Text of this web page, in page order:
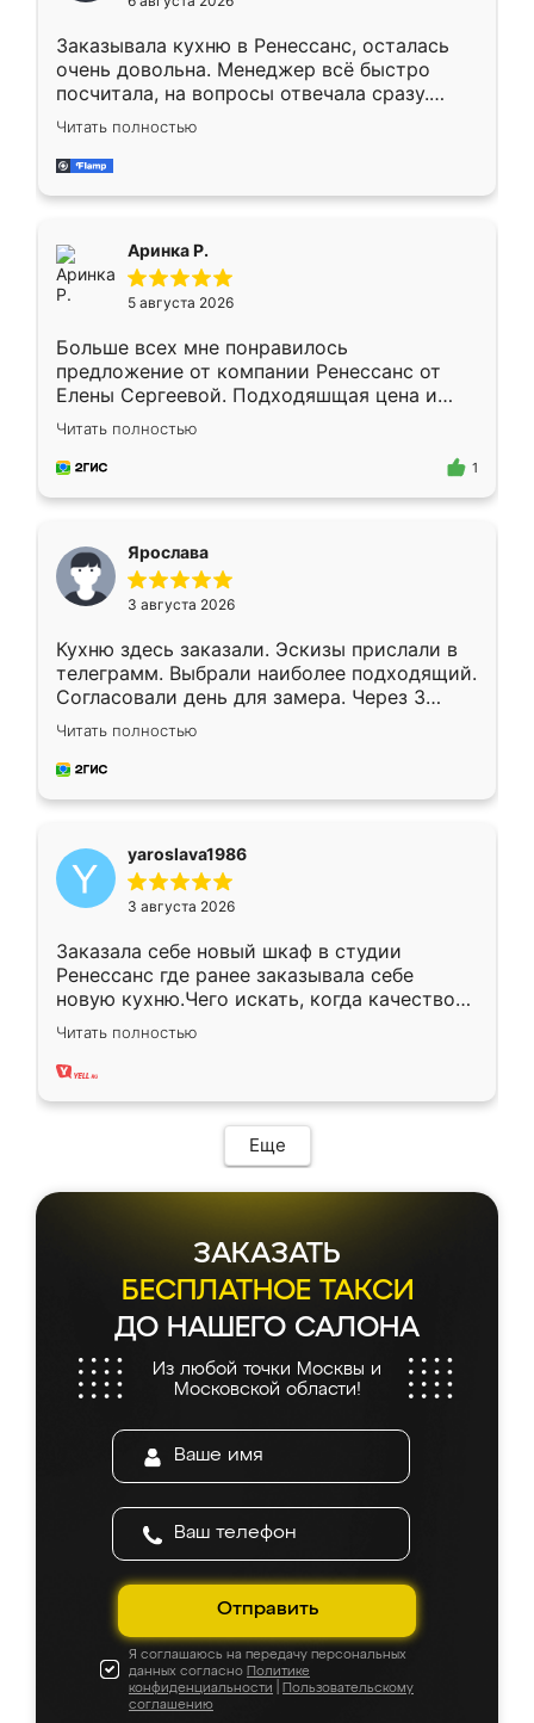
мебели буду заказывать только здесь.
Заказывала кухню в Ренессанс, осталась
очень довольна. Менеджер всё быстро
посчитала, на вопросы отвечала сразу.
Замерщик приехал в субботу, подошёл к
делу со всей ответственностью. Собрали
за день, ребята работали аккуратно, даже
Читать полностью
Аринка Р.
5 августа 2026
Больше всех мне понравилось
предложение от компании Ренессанс от
Елены Сергеевой. Подходяшщая цена и
короткие сроки изготовления. Приехавший
для замера сотрудник Владислав
предложил по моему эскизу самый
Читать полностью
1
Ярослава
3 августа 2026
Кухню здесь заказали. Эскизы прислали в
телеграмм. Выбрали наиболее подходящий.
Согласовали день для замера. Через 3
недели кухня была уже готова. Остались
довольны работой. Спасибо Ренессанс
мебель за качественную работу!
Читать полностью
yaroslava1986
3 августа 2026
Заказала себе новый шкаф в студии
Ренессанс где ранее заказывала себе
новую кухню.Чего искать, когда качеством
вполне довольна. Служит кухня уже почти
два года, нареканий нет.
Читать полностью
Еще
ЗАКАЗАТЬ
БЕСПЛАТНОЕ ТАКСИ
ДО НАШЕГО САЛОНА
Из любой точки Москвы и
Московской области!
Отправить
Я соглашаюсь на передачу персональных
данных согласно Политике
конфиденциальности
Пользовательскому
соглашению